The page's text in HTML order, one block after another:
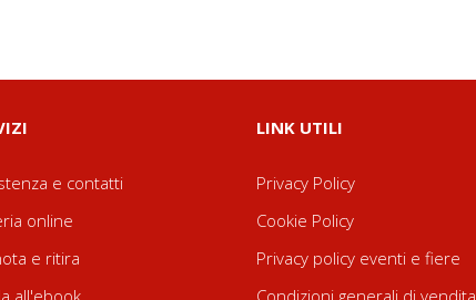
e contatti
online
e ritira
all'ebook
LINK UTILI
Privacy Policy
Cookie Policy
Privacy policy eventi e fiere
Condizioni generali di vendita